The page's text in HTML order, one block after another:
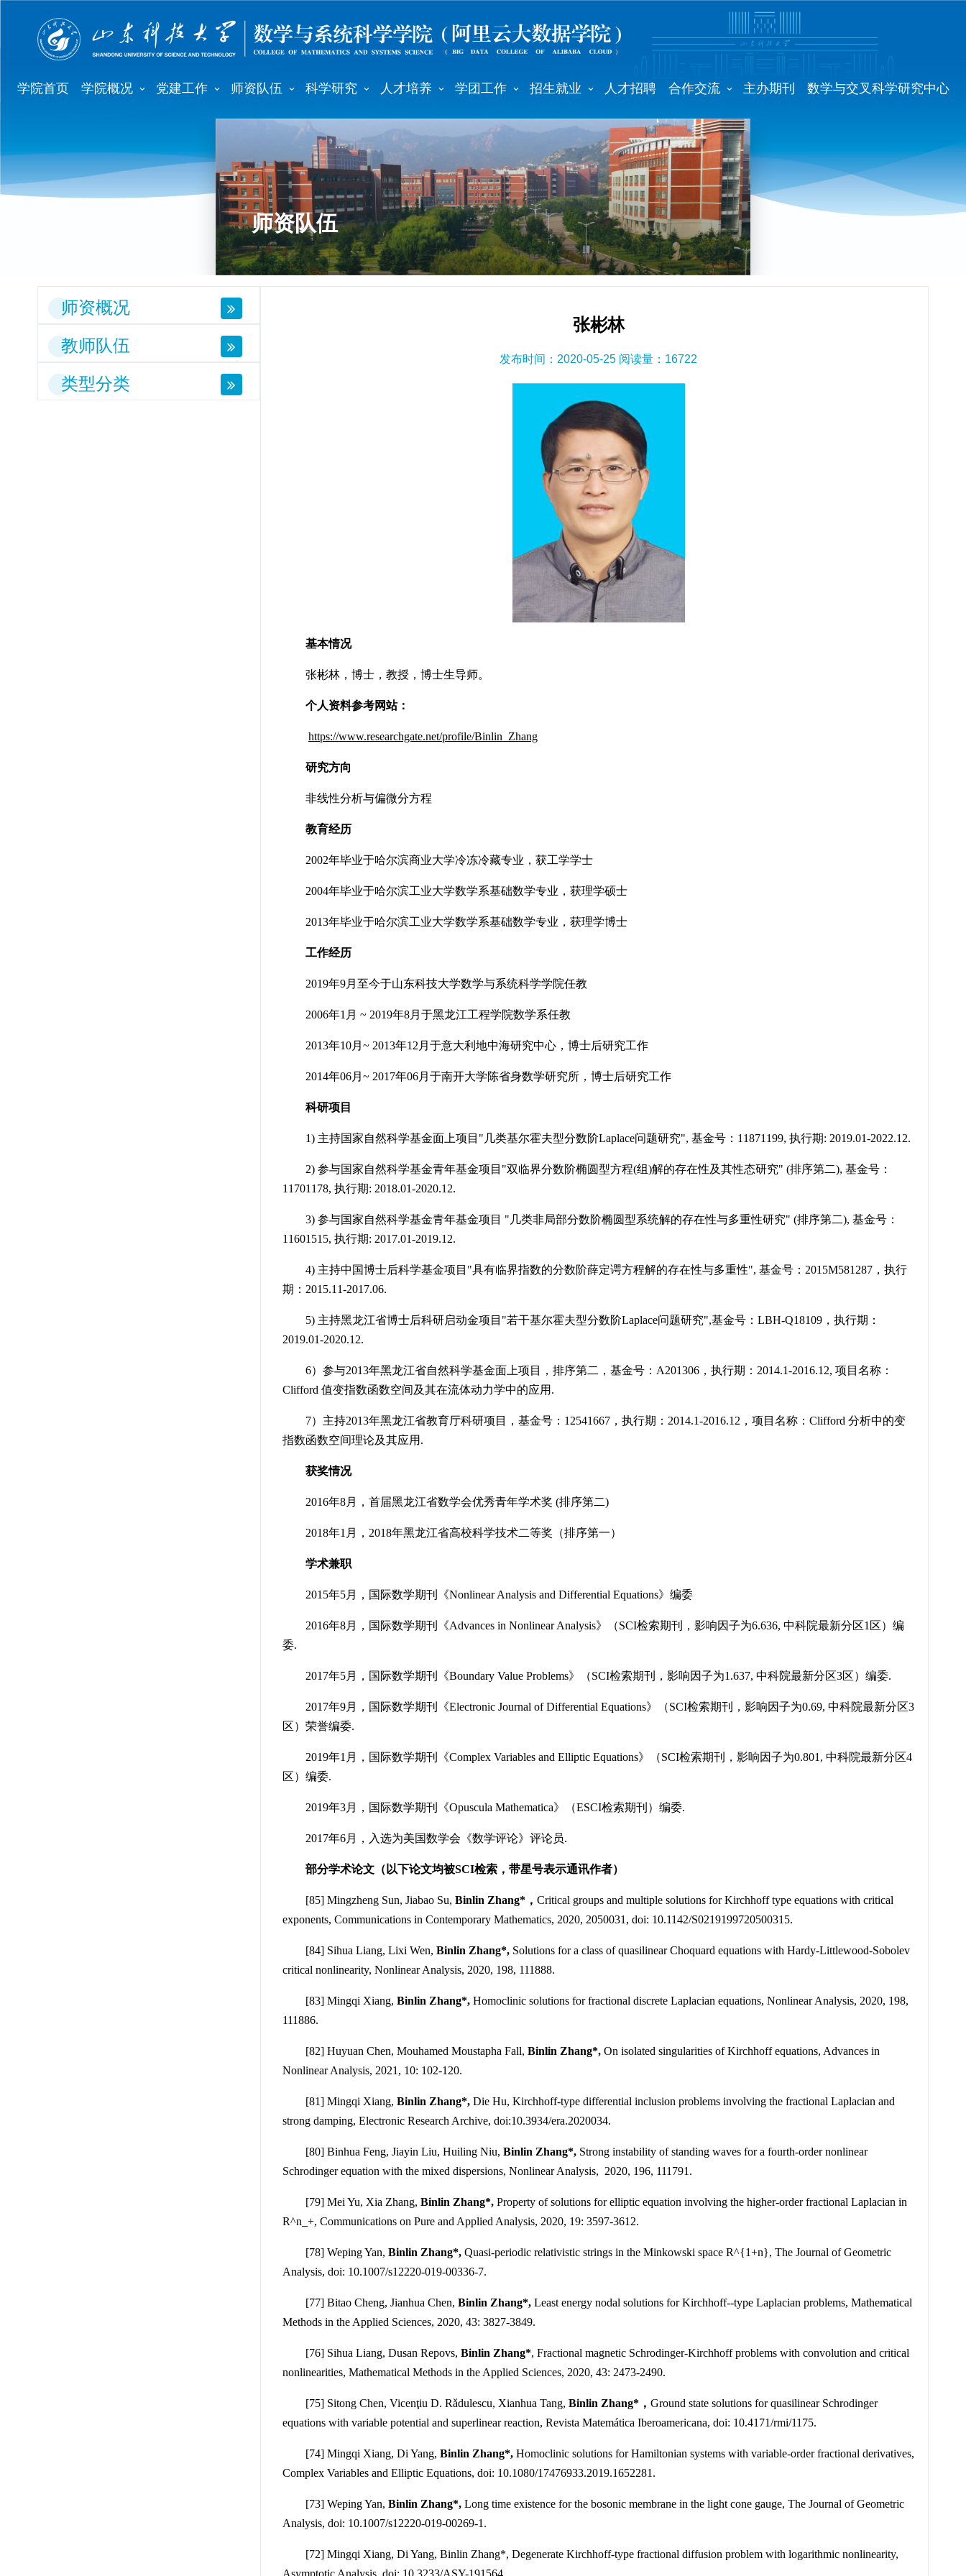
学院首页 学院概况 党建工作 师资队伍 科学研究 人才培养 学团工作 招生就业 人才招聘 合作交流 主办期刊 数学与交叉科学研究中心
师资队伍
师资概况
教师队伍
类型分类
张彬林
发布时间：2020-05-25 阅读量： 16722
基本情况
张彬林，博士，教授，博士生导师。
个人资料参考网站：
https://www.researchgate.net/profile/Binlin_Zhang
研究方向
非线性分析与偏微分方程
教育经历
2002年毕业于哈尔滨商业大学冷冻冷藏专业，获工学学士
2004年毕业于哈尔滨工业大学数学系基础数学专业，获理学硕士
2013年毕业于哈尔滨工业大学数学系基础数学专业，获理学博士
工作经历
2019年9月至今于山东科技大学数学与系统科学学院任教
2006年1月 ~ 2019年8月于黑龙江工程学院数学系任教
2013年10月~ 2013年12月于意大利地中海研究中心，博士后研究工作
2014年06月~ 2017年06月于南开大学陈省身数学研究所，博士后研究工作
科研项目
1) 主持国家自然科学基金面上项目"几类基尔霍夫型分数阶Laplace问题研究", 基金号： 11871199, 执行期: 2019.01-2022.12.
2) 参与国家自然科学基金青年基金项目"双临界分数阶椭圆型方程(组)解的存在性及其性态研究" (排序第二), 基金号：
11701178, 执行期: 2018.01-2020.12.
3) 参与国家自然科学基金青年基金项目 "几类非局部分数阶椭圆型系统解的存在性与多重性研究" (排序第二), 基金号：
11601515, 执行期: 2017.01-2019.12.
4) 主持中国博士后科学基金项目"具有临界指数的分数阶薛定谔方程解的存在性与多重性", 基金号：2015M581287，执行
期：2015.11-2017.06.
5) 主持黑龙江省博士后科研启动金项目"若干基尔霍夫型分数阶Laplace问题研究",基金号：LBH-Q18109，执行期：
2019.01-2020.12.
6）参与2013年黑龙江省自然科学基金面上项目，排序第二，基金号：A201306，执行期： 2014.1-2016.12, 项目名称：
Clifford 值变指数函数空间及其在流体动力学中的应用.
7）主持2013年黑龙江省教育厅科研项目，基金号：12541667，执行期：2014.1-2016.12， 项目名称：Clifford 分析中的变
指数函数空间理论及其应用.
获奖情况
2016年8月，首届黑龙江省数学会优秀青年学术奖 (排序第二)
2018年1月，2018年黑龙江省高校科学技术二等奖（排序第一）
学术兼职
2015年5月，国际数学期刊《Nonlinear Analysis and Differential Equations》编委
2016年8月，国际数学期刊《Advances in Nonlinear Analysis》（SCI检索期刊，影响因子为6.636, 中科院最新分区1区）编
委.
2017年5月，国际数学期刊《Boundary Value Problems》（SCI检索期刊，影响因子为1.637, 中科院最新分区3区）编委.
2017年9月，国际数学期刊《Electronic Journal of Differential Equations》（SCI检索期刊，影响因子为0.69, 中科院最新分区3
区）荣誉编委.
2019年1月，国际数学期刊《Complex Variables and Elliptic Equations》（SCI检索期刊，影响因子为0.801, 中科院最新分区4
区）编委.
2019年3月，国际数学期刊《Opuscula Mathematica》（ESCI检索期刊）编委.
2017年6月，入选为美国数学会《数学评论》评论员.
部分学术论文（以下论文均被SCI检索，带星号表示通讯作者）
[85] Mingzheng Sun, Jiabao Su, Binlin Zhang*， Critical groups and multiple solutions for Kirchhoff type equations with critical
exponents, Communications in Contemporary Mathematics, 2020, 2050031, doi: 10.1142/S0219199720500315.
[84] Sihua Liang, Lixi Wen, Binlin Zhang*, Solutions for a class of quasilinear Choquard equations with Hardy-Littlewood-Sobolev
critical nonlinearity, Nonlinear Analysis, 2020, 198, 111888.
[83] Mingqi Xiang, Binlin Zhang*, Homoclinic solutions for fractional discrete Laplacian equations, Nonlinear Analysis, 2020, 198,
111886.
[82] Huyuan Chen, Mouhamed Moustapha Fall, Binlin Zhang*, On isolated singularities of Kirchhoff equations, Advances in
Nonlinear Analysis, 2021, 10: 102-120.
[81] Mingqi Xiang, Binlin Zhang*, Die Hu, Kirchhoff-type differential inclusion problems involving the fractional Laplacian and
strong damping, Electronic Research Archive, doi:10.3934/era.2020034.
[80] Binhua Feng, Jiayin Liu, Huiling Niu, Binlin Zhang*, Strong instability of standing waves for a fourth-order nonlinear
Schrodinger equation with the mixed dispersions, Nonlinear Analysis, 2020, 196, 111791.
[79] Mei Yu, Xia Zhang, Binlin Zhang*, Property of solutions for elliptic equation involving the higher-order fractional Laplacian in
R^n_+, Communications on Pure and Applied Analysis, 2020, 19: 3597-3612.
[78] Weping Yan, Binlin Zhang*, Quasi-periodic relativistic strings in the Minkowski space R^{1+n}, The Journal of Geometric
Analysis, doi: 10.1007/s12220-019-00336-7.
[77] Bitao Cheng, Jianhua Chen, Binlin Zhang*, Least energy nodal solutions for Kirchhoff--type Laplacian problems, Mathematical
Methods in the Applied Sciences, 2020, 43: 3827-3849.
[76] Sihua Liang, Dusan Repovs, Binlin Zhang*, Fractional magnetic Schrodinger-Kirchhoff problems with convolution and critical
nonlinearities, Mathematical Methods in the Applied Sciences, 2020, 43: 2473-2490.
[75] Sitong Chen, Vicenţiu D. Rǎdulescu, Xianhua Tang, Binlin Zhang*， Ground state solutions for quasilinear Schrodinger
equations with variable potential and superlinear reaction, Revista Matemática Iberoamericana, doi: 10.4171/rmi/1175.
[74] Mingqi Xiang, Di Yang, Binlin Zhang*, Homoclinic solutions for Hamiltonian systems with variable-order fractional derivatives,
Complex Variables and Elliptic Equations, doi: 10.1080/17476933.2019.1652281.
[73] Weping Yan, Binlin Zhang*, Long time existence for the bosonic membrane in the light cone gauge, The Journal of Geometric
Analysis, doi: 10.1007/s12220-019-00269-1.
[72] Mingqi Xiang, Di Yang, Binlin Zhang*, Degenerate Kirchhoff-type fractional diffusion problem with logarithmic nonlinearity,
Asymptotic Analysis, doi: 10.3233/ASY-191564.